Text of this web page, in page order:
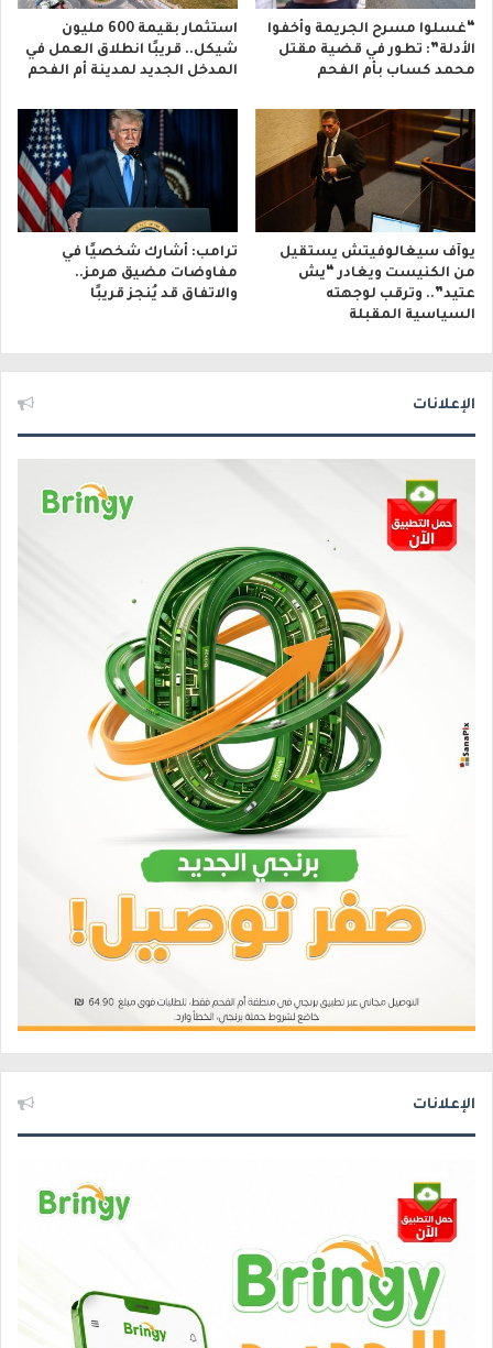
“غسلوا مسرح الجريمة وأخفوا
الأدلة”: تطور في قضية مقتل
محمد كساب بأم الفحم
استثمار بقيمة 600 مليون
شيكل.. قريبًا انطلاق العمل في
المدخل الجديد لمدينة أم الفحم
يوآف سيغالوفيتش يستقيل
من الكنيست ويغادر “يش
عتيد”.. وترقب لوجهته
السياسية المقبلة
ترامب: أشارك شخصيًا في
مفاوضات مضيق هرمز..
والاتفاق قد يُنجز قريبًا
الإعلانات
الإعلانات